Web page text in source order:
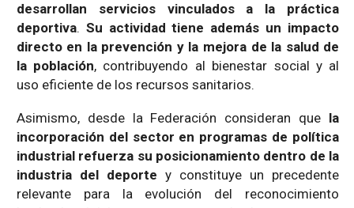
desarrollan servicios vinculados a la práctica
deportiva. Su actividad tiene además un impacto
directo en la prevención y la mejora de la salud de
la población, contribuyendo al bienestar social y al
uso eficiente de los recursos sanitarios.
Asimismo, desde la Federación consideran que la
incorporación del sector en programas de política
industrial refuerza su posicionamiento dentro de la
industria del deporte y constituye un precedente
relevante para la evolución del reconocimiento